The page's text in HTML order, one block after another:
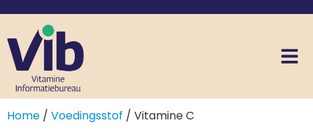
Home / Voedingsstof / Vitamine C